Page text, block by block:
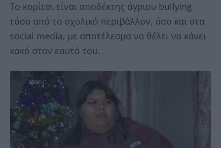
Το κορίτσι είναι αποδέκτης άγριου bullying
τόσο από το σχολικό περιβάλλον, όσο και στα
social media, με αποτέλεσμα να θέλει να κάνει
κακό στον εαυτό του.